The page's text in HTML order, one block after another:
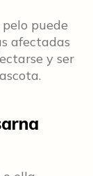
puede
afectadas
y ser